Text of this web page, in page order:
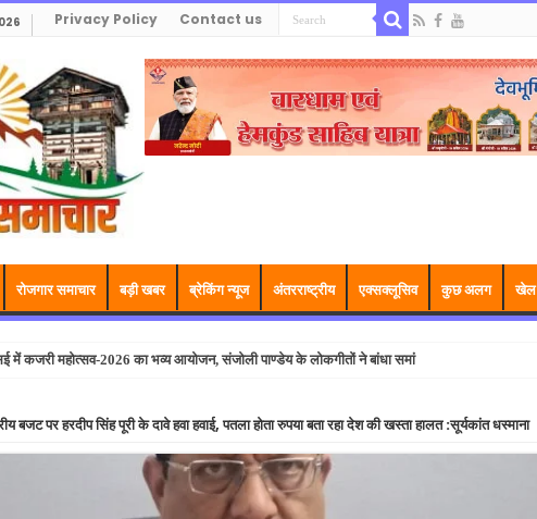
Privacy Policy Contact us
रोजगार समाचार बड़ी खबर ब्रेकिंग न्यूज अंतरराष्ट्रीय एक्सक्लूसिव कुछ अलग खेल
में कजरी महोत्सव-2026 का भव्य आयोजन, संजोली पाण्डेय के लोकगीतों ने बांधा समां
बजट पर हरदीप सिंह पूरी के दावे हवा हवाई, पतला होता रुपया बता रहा देश की खस्ता हालत :सूर्यकांत धस्माना